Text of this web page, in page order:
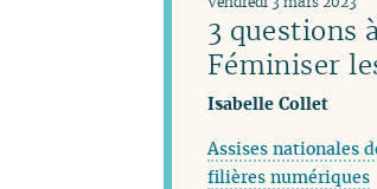
3 questions
Féminiser
Isabelle Collet
Assises nationales
filières numériques